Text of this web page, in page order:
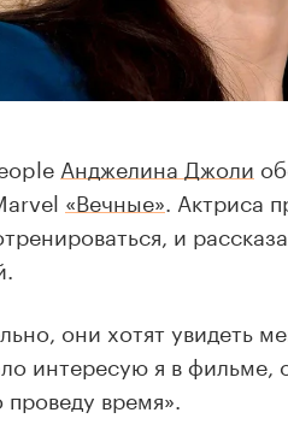
Анджелина Джоли
«Вечные» . Актриса
и
они хотят увидеть
интересую я в фильме,
время».